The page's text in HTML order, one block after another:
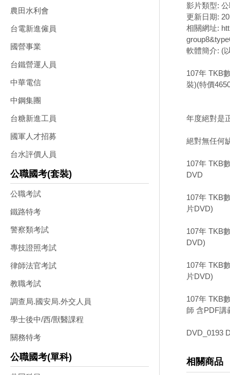
農田水利會
台電新進僱員
國營事業
台鐵營運人員
中華電信
中鋼集團
台糖新進工員
國軍人才招募
台水評價人員
公職國考(套裝)
公職考試
鐵路特考
警察類考試
專技證照考試
律師法官考試
教職考試
調查局.國安局.外交人員
學士後中/西/獸醫課程
關務特考
公職國考(單科)
影片類型:
更新日期:
相關網址:
軟體簡介: (
107年 TKB
裝)(特價
年度絕對是
絕對無任何
107年 TKB
DVD
107年 TKB
片DVD)
107年 TKB
DVD)
107年 TKB
片DVD)
107年 TKB
師 含PDF講
DVD_0193
相關商品